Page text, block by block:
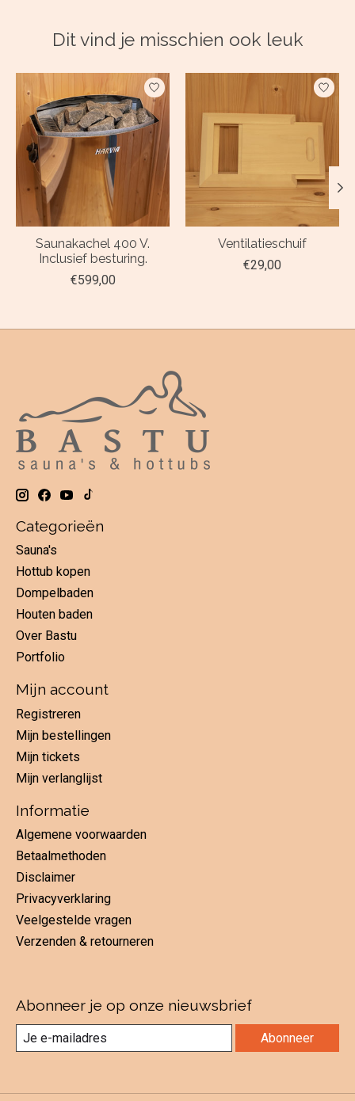
Dit vind je misschien ook leuk
Items van productcarrousel
Saunakachel 400 V.
Inclusief besturing.
€599,00
Ventilatieschuif
€29,00
Categorieën
Sauna's
Hottub kopen
Dompelbaden
Houten baden
Over Bastu
Portfolio
Mijn account
Registreren
Mijn bestellingen
Mijn tickets
Mijn verlanglijst
Informatie
Algemene voorwaarden
Betaalmethoden
Disclaimer
Privacyverklaring
Veelgestelde vragen
Verzenden & retourneren
Abonneer je op onze nieuwsbrief
Abonneer